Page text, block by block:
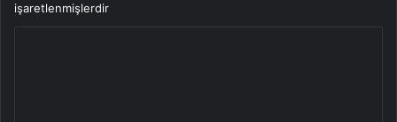
işaretlenmişlerdir